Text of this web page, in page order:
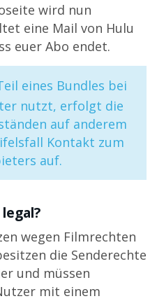
wird nun
eine Mail von Hulu
euer Abo endet.
eines Bundles bei
nutzt, erfolgt die
auf anderem
Kontakt zum
auf.
wegen Filmrechten
die Senderechte
und müssen
mit einem